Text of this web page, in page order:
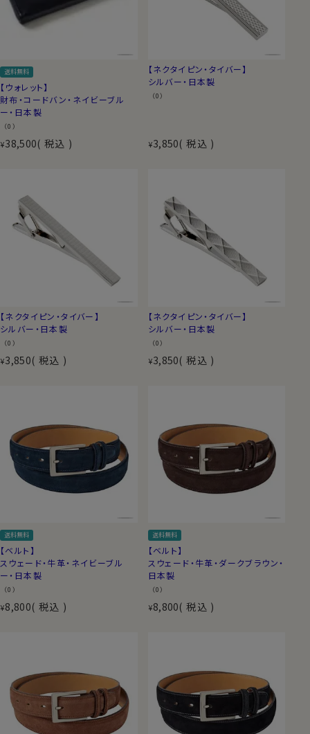
送料無料
【ウォレット】
財布・コードバン・ネイビーブル
ー・日本製
（0）
¥38,500 税込
【ネクタイピン・タイバー】
シルバー・日本製
（0）
¥3,850 税込
【ネクタイピン・タイバー】
シルバー・日本製
（0）
¥3,850 税込
【ネクタイピン・タイバー】
シルバー・日本製
（0）
¥3,850 税込
送料無料
【ベルト】
スウェード・牛革・ネイビーブル
ー・日本製
（0）
¥8,800 税込
送料無料
【ベルト】
スウェード・牛革・ダークブラウン・
日本製
（0）
¥8,800 税込